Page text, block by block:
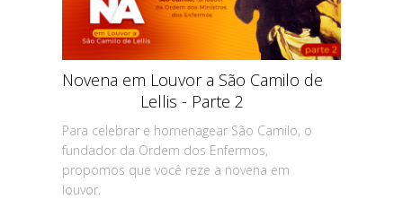
Novena em Louvor a São Camilo de
Lellis - Parte 2
Para celebrar e homenagear São Camilo, o
fundador da Ordem dos Enfermos,
propomos que você reze a novena em
louvor.